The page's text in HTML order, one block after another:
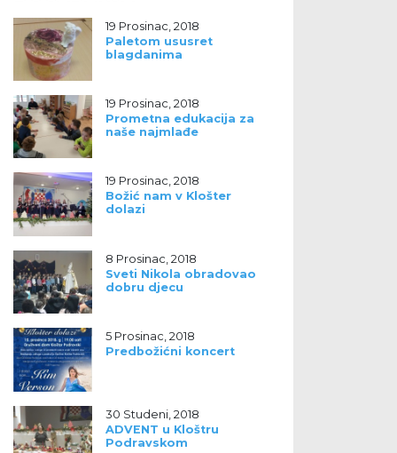
19 Prosinac, 2018
Paletom ususret
blagdanima
19 Prosinac, 2018
Prometna edukacija za
naše najmlađe
19 Prosinac, 2018
Božić nam v Klošter
dolazi
8 Prosinac, 2018
Sveti Nikola obradovao
dobru djecu
5 Prosinac, 2018
Predbožićni koncert
30 Studeni, 2018
ADVENT u Kloštru
Podravskom